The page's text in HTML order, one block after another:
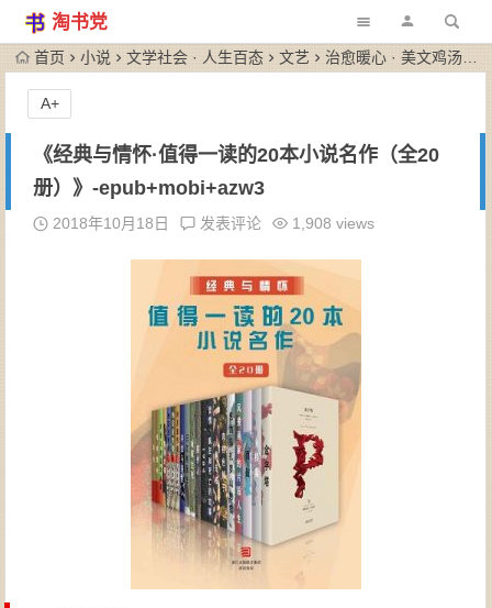
淘书党
首页 小说 文学社会 · 人生百态 文艺 治愈暖心 · 美文鸡汤
《经典与情怀·值得一读的20本小说名作（全20
册）》-epub+mobi+azw3
2018年10月18日 发表评论 1,908 views
A+